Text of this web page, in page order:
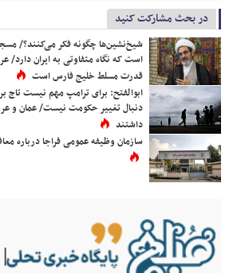
در بحث مشارکت کنید
شیخ‌نشین‌ها چگونه فکر می‌کنند؟/
است که نگاه متفاوتی به ایران دارد/
قدرت مسلط خلیج فارس است
ابوالفتح: برای ترامپ مهم نیست تاج
دنبال تغییر حکومت نیست/ عمان و
داشتند
سازمان وظیفه عمومی فراجا درباره